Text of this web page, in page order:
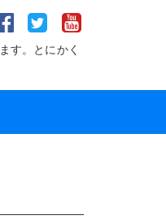
す。とにかく